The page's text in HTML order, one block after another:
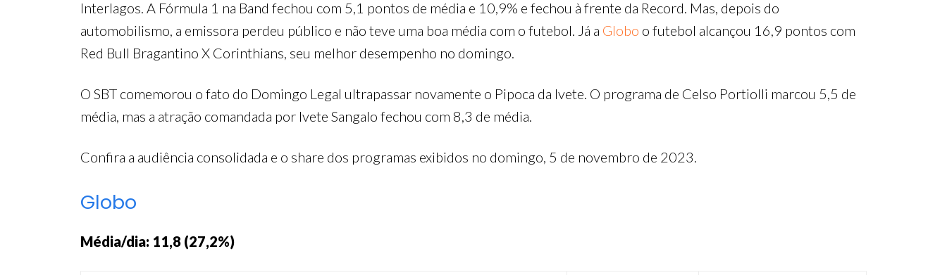
Interlagos. A Fórmula 1 na Band fechou com 5,1 pontos de média e 10,9% e fechou à frente da Record. Mas, depois do
automobilismo, a emissora perdeu público e não teve uma boa média com o futebol. Já a Globo o futebol alcançou 16,9 pontos com
Red Bull Bragantino X Corinthians, seu melhor desempenho no domingo.
O SBT comemorou o fato do Domingo Legal ultrapassar novamente o Pipoca da Ivete. O programa de Celso Portiolli marcou 5,5 de
média, mas a atração comandada por Ivete Sangalo fechou com 8,3 de média.
Confira a audiência consolidada e o share dos programas exibidos no domingo, 5 de novembro de 2023.
Globo
Média/dia: 11,8 (27,2%)